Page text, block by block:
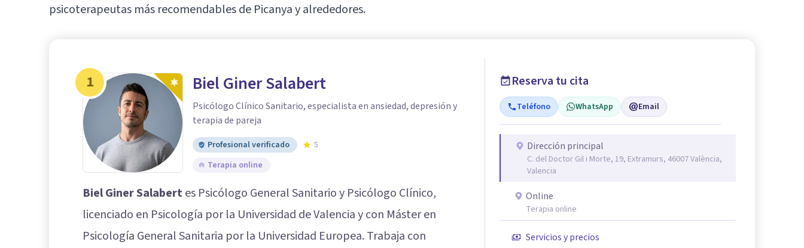
psicoterapeutas más recomendables de Picanya y alrededores.
1 Biel Giner Salabert
Psicólogo Clínico Sanitario, especialista en ansiedad, depresión y
terapia de pareja
Profesional verificado
5
Terapia online
Biel Giner Salabertes Psicólogo General Sanitario y Psicólogo Clínico,
licenciado en Psicología por la Universidad de Valencia y con Máster en
Psicología General Sanitaria por la Universidad Europea. Trabaja con
Reserva tu cita
Teléfono WhatsApp Email
Dirección principal
C. del Doctor Gil i Morte, 19, Extramurs, 46007 València,
Valencia
Online
Terapia online
Servicios y precios